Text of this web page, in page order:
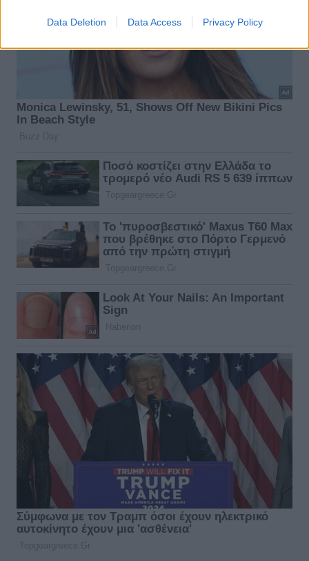
Data Deletion Data Access Privacy Policy